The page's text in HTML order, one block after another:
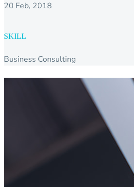
20 Feb, 2018
SKILL
Business Consulting